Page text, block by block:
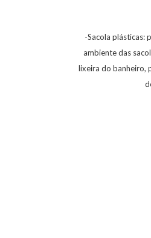
-Sacola plásticas:
ambiente das
lixeira do banheiro,